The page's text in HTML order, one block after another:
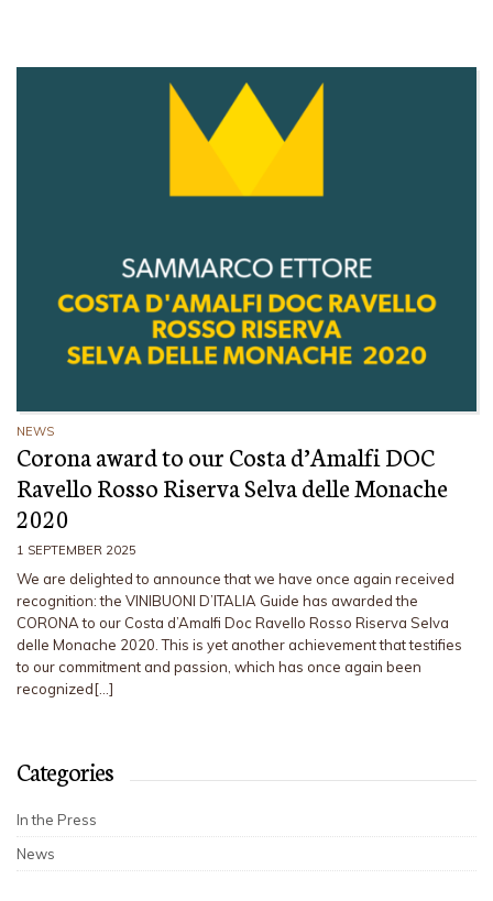
NEWS
Corona award to our Costa d’Amalfi DOC
Ravello Rosso Riserva Selva delle Monache
2020
1 SEPTEMBER 2025
We are delighted to announce that we have once again received
recognition: the VINIBUONI D’ITALIA Guide has awarded the
CORONA to our Costa d’Amalfi Doc Ravello Rosso Riserva Selva
delle Monache 2020. This is yet another achievement that testifies
to our commitment and passion, which has once again been
recognized[…]
Categories
In the Press
News